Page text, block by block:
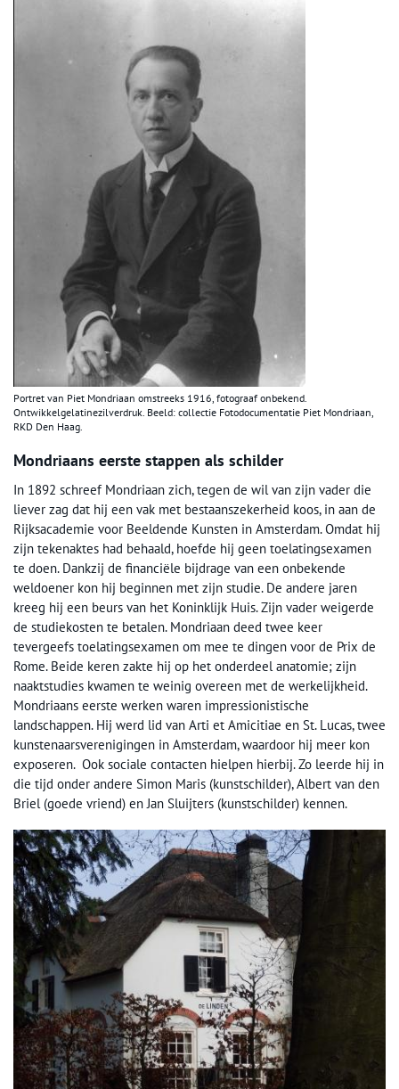
Portret van Piet Mondriaan omstreeks 1916, fotograaf onbekend.
Ontwikkelgelatinezilverdruk. Beeld: collectie Fotodocumentatie Piet Mondriaan,
RKD Den Haag.
Mondriaans eerste stappen als schilder
In 1892 schreef Mondriaan zich, tegen de wil van zijn vader die
liever zag dat hij een vak met bestaanszekerheid koos, in aan de
Rijksacademie voor Beeldende Kunsten in Amsterdam. Omdat hij
zijn tekenaktes had behaald, hoefde hij geen toelatingsexamen
te doen. Dankzij de financiële bijdrage van een onbekende
weldoener kon hij beginnen met zijn studie. De andere jaren
kreeg hij een beurs van het Koninklijk Huis. Zijn vader weigerde
de studiekosten te betalen. Mondriaan deed twee keer
tevergeefs toelatingsexamen om mee te dingen voor de Prix de
Rome. Beide keren zakte hij op het onderdeel anatomie; zijn
naaktstudies kwamen te weinig overeen met de werkelijkheid.
Mondriaans eerste werken waren impressionistische
landschappen. Hij werd lid van Arti et Amicitiae en St. Lucas, twee
kunstenaarsverenigingen in Amsterdam, waardoor hij meer kon
exposeren. Ook sociale contacten hielpen hierbij. Zo leerde hij in
die tijd onder andere Simon Maris (kunstschilder), Albert van den
Briel (goede vriend) en Jan Sluijters (kunstschilder) kennen.